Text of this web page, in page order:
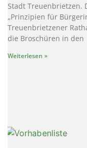
Stadt Treuenbrietzen.
„Prinzipien für
Treuenbrietzener
die Broschüren in den
Weiterlesen »